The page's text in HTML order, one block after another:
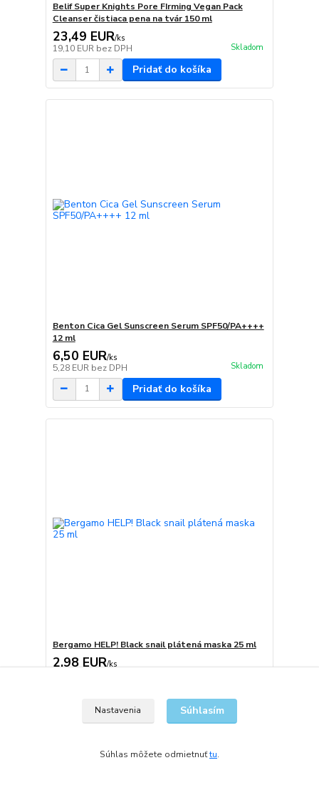
Belif Super Knights Pore FIrming Vegan Pack
Cleanser čistiaca pena na tvár 150 ml
23,49 EUR/ks
19,10 EUR bez DPH Skladom
Pridať do košíka
Benton Cica Gel Sunscreen Serum SPF50/PA++++
12 ml
6,50 EUR/ks
5,28 EUR bez DPH Skladom
Pridať do košíka
Bergamo HELP! Black snail plátená maska 25 ml
2,98 EUR/ks
Pridať do košíka
Nastavenia Súhlasím
Súhlas môžete odmietnuťtu.